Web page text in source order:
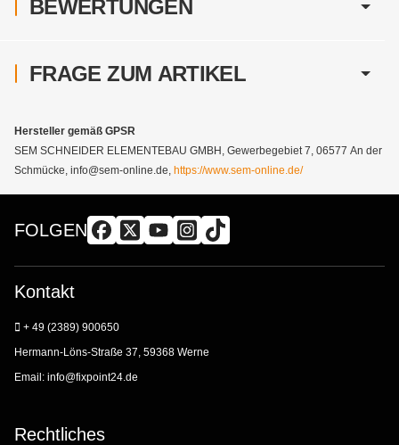
BEWERTUNGEN
FRAGE ZUM ARTIKEL
Hersteller gemäß GPSR
SEM SCHNEIDER ELEMENTEBAU GMBH, Gewerbegebiet 7, 06577 An der
Schmücke, info@sem-online.de, https://www.sem-online.de/
FOLGEN
Kontakt
+ 49 (2389) 900650
Hermann-Löns-Straße 37, 59368 Werne
Email: info@fixpoint24.de
Rechtliches